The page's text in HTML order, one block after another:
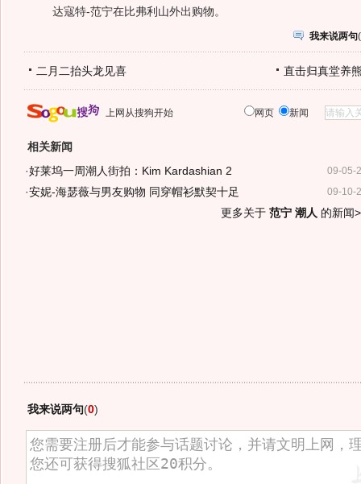
达寇特-范宁在比弗利山外出购物。
我来说两句(
二月二抬头龙见喜 直击归真堂养
上网从搜狗开始 网页 新闻
相关新闻
09-05-
·好莱坞一周潮人街拍：Kim Kardashian 2
09-10-
·安妮-海瑟薇与男友购物 同穿帽衫默契十足
更多关于 范宁 潮人 的新闻
我来说两句(0)